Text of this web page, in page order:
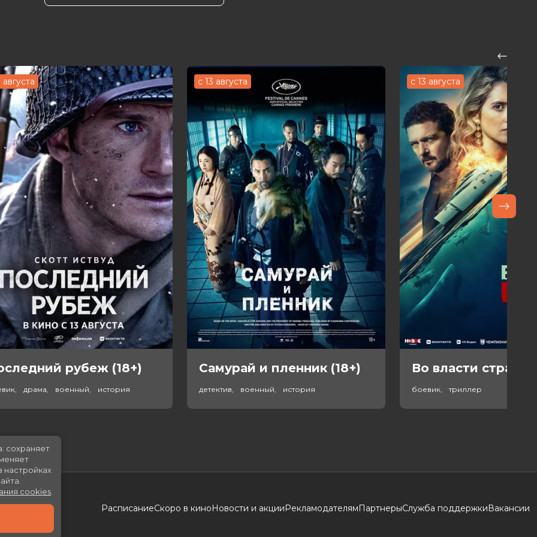
годности, пусть это будет 10 000 лет»
Чан
августа
рубеж (18+)
драма, военный, история
с 13 августа
Самурай и пленник (18+)
детектив, военный, история
с 13 августа
Во власти страха
боевик, триллер
РасписаниеСкоро в киноНовости и акцииРекламодателямПартнерыСлужба поддержкиВакансии
сохраняет
cookies